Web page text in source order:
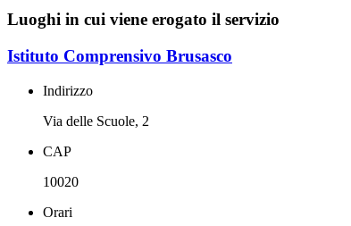
Luoghi in cui viene erogato il servizio
Istituto Comprensivo Brusasco
Indirizzo
Via delle Scuole, 2
CAP
10020
Orari